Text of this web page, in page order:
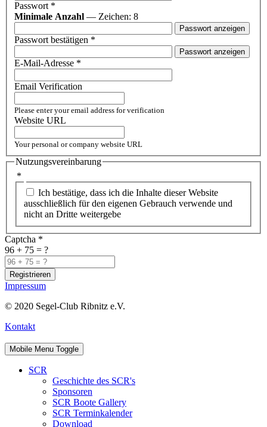
Passwort *
Minimale Anzahl — Zeichen: 8
Passwort anzeigen
Passwort bestätigen *
Passwort anzeigen
E-Mail-Adresse *
Email Verification
Please enter your email address for verification
Website URL
Your personal or company website URL
Nutzungsvereinbarung
*
Ich bestätige, dass ich die Inhalte dieser Website
ausschließlich für den eigenen Gebrauch verwende und
nicht an Dritte weitergebe
Captcha *
96 + 75 = ?
Registrieren
Impressum
© 2020 Segel-Club Ribnitz e.V.
Kontakt
Mobile Menu Toggle
SCR
Geschichte des SCR's
Sponsoren
SCR Boote Gallery
SCR Terminkalender
Download